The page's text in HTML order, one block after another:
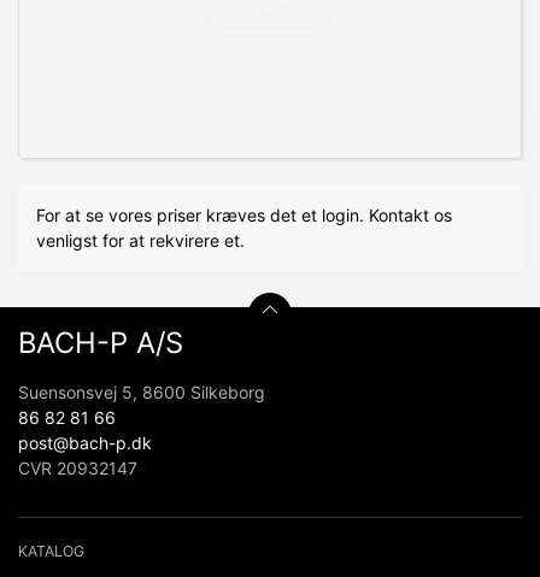
For at se vores priser kræves det et login. Kontakt os
venligst for at rekvirere et.
BACH-P A/S
Suensonsvej 5, 8600 Silkeborg
86 82 81 66
post@bach-p.dk
CVR 20932147
KATALOG